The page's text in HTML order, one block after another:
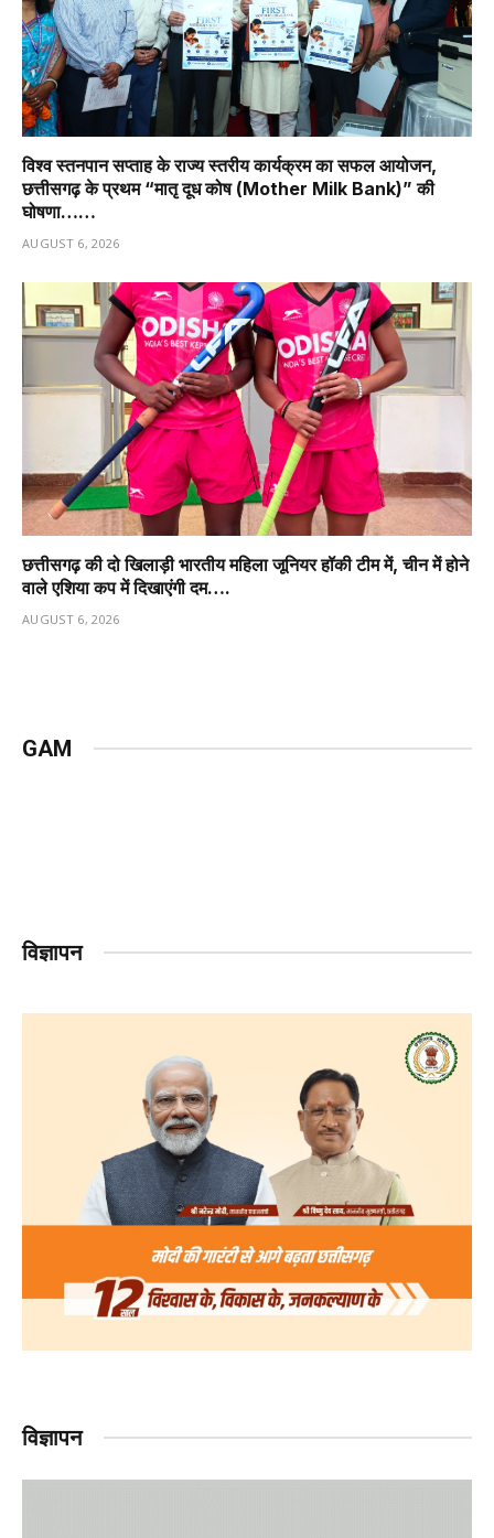
विश्व स्तनपान सप्ताह के राज्य स्तरीय कार्यक्रम का सफल आयोजन,
छत्तीसगढ़ के प्रथम “मातृ दूध कोष (Mother Milk Bank)” की
घोषणा……
AUGUST 6, 2026
छत्तीसगढ़ की दो खिलाड़ी भारतीय महिला जूनियर हॉकी टीम में, चीन में होने
वाले एशिया कप में दिखाएंगी दम….
AUGUST 6, 2026
GAM
विज्ञापन
विज्ञापन